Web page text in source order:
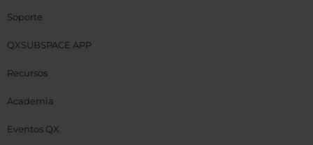
Soporte
QXSUBSPACE APP
Recursos
Academia
Eventos QX